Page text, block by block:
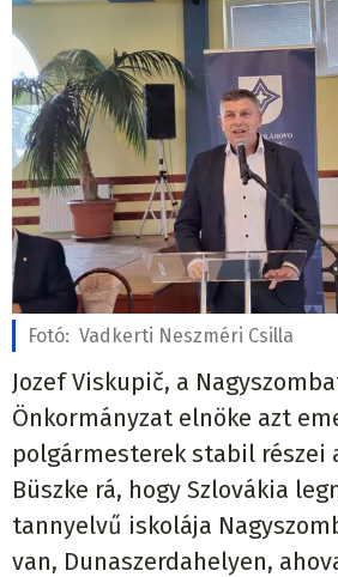
Fotó: Vadkerti Neszméri Csilla
Jozef Viskupič, a
Önkormányzat elnöke azt
polgármesterek stabil részei
Büszke rá, hogy Szlovákia
tannyelvű iskolája
van, Dunaszerdahelyen,